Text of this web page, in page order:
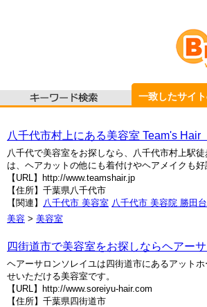
一致したサイ
八千代市村上にある美容室 Team's Hair
八千代で美容室をお探しなら、八千代市村上駅
は、ヘアカットの他にも着付けやヘアメイクも
【URL】http://www.teamshair.jp
【住所】千葉県八千代市
【関連】 八千代市 美容室 八千代市 美容院 勝田
美容 > 美容室
四街道市で美容室をお探しならヘアー
ヘアーサロンソレイユは四街道市にあるアット
せいただける美容室です。
【URL】http://www.soreiyu-hair.com
【住所】千葉県四街道市